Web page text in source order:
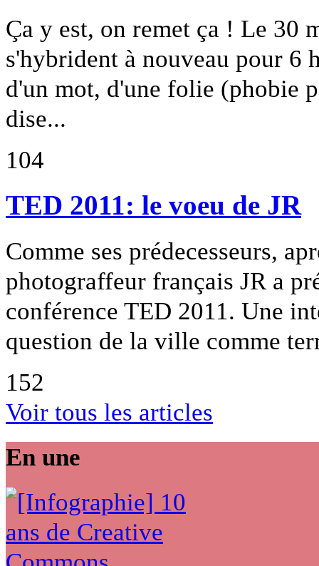
Ça y est, on remet ça ! Le 30
s'hybrident à nouveau pour 6
d'un mot, d'une folie (phobie
dise...
104
TED 2011: le voeu de JR
Comme ses prédecesseurs,
photograffeur français JR a
conférence TED 2011. Une
question de la ville comme
152
Voir tous les articles
En une